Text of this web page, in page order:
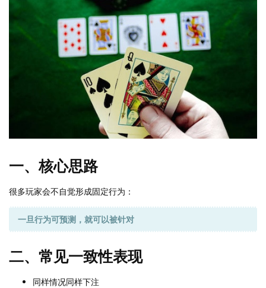
一、核心思路
很多玩家会不自觉形成固定行为：
一旦行为可预测，就可以被针对
二、常见一致性表现
同样情况同样下注